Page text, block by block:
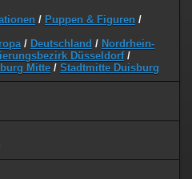
/ Puppen & Figuren /
/ Deutschland / Nordrhein-
Düsseldorf/
Mitte / Stadtmitte Duisburg